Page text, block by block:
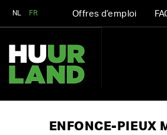
NL FR Offres d’emploi
ENFONCE-PIEUX